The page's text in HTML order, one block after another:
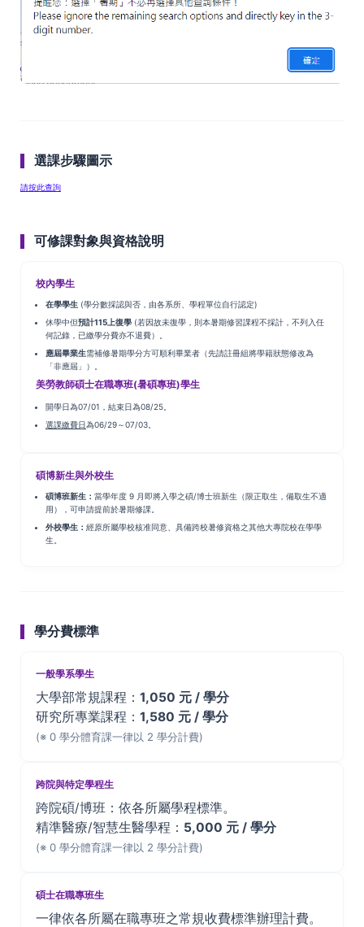
選課步驟圖示
請按此查詢
可修課對象與資格說明
校內學生
在學學生 (學分數採認與否，由各系所、學程單位自行認定)
休學中但預計115上復學 (若因故未復學，則本暑期修習課程不採計，不列入任
何記錄，已繳學分費亦不退費）。
應屆畢業生需補修暑期學分方可順利畢業者（先請註冊組將學籍狀態修改為
「非應屆」）。
美勞教師碩士在職專班(暑碩專班)學生
開學日為07/01，結束日為08/25。
選課繳費日為06/29～07/03。
碩博新生與外校生
碩博班新生： 當學年度 9 月即將入學之碩/博士班新生（限正取生，備取生不適
用），可申請提前於暑期修課。
外校學生： 經原所屬學校核准同意、具備跨校暑修資格之其他大專院校在學學
生。
學分費標準
一般學系學生
大學部常規課程： 1,050 元 / 學分
研究所專業課程： 1,580 元 / 學分
(※ 0 學分體育課一律以 2 學分計費)
跨院與特定學程生
跨院碩/博班：依各所屬學程標準。
精準醫療/智慧生醫學程： 5,000 元 / 學分
(※ 0 學分體育課一律以 2 學分計費)
碩士在職專班生
一律依各所屬在職專班之常規收費標準辦理計費。